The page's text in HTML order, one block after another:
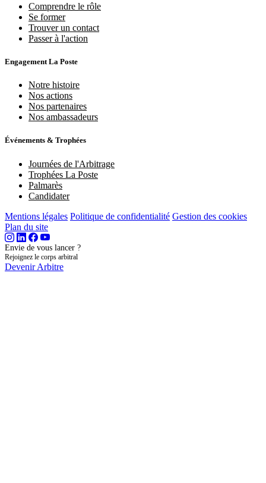
Comprendre le rôle
Se former
Trouver un contact
Passer à l'action
Engagement La Poste
Notre histoire
Nos actions
Nos partenaires
Nos ambassadeurs
Événements & Trophées
Journées de l'Arbitrage
Trophées La Poste
Palmarès
Candidater
Mentions légales Politique de confidentialité Gestion des cookies
Plan du site
Envie de vous lancer ?
Rejoignez le corps arbitral
Devenir Arbitre